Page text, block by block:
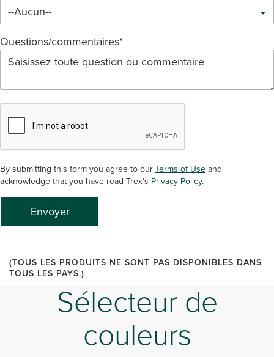
--Aucun--
Questions/commentaires*
By submitting this form you agree to ourTerms of Useand
acknowledge that you have read Trex’s Privacy Policy.
Envoyer
(TOUS LES PRODUITS NE SONT PAS DISPONIBLES DANS
TOUS LES PAYS.)
Sélecteur de
couleurs